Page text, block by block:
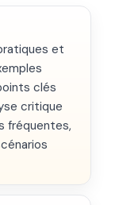
et
clés
critique
fréquentes,